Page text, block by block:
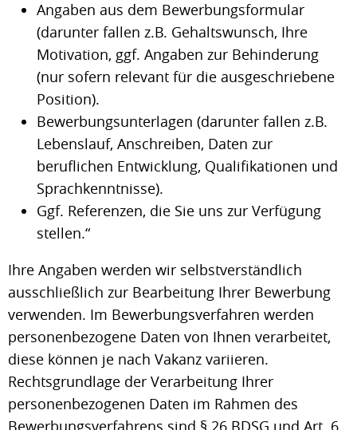
Angaben aus dem Bewerbungsformular
(darunter fallen z.B. Gehaltswunsch, Ihre
Motivation, ggf. Angaben zur Behinderung
(nur sofern relevant für die ausgeschriebene
Position).
Bewerbungsunterlagen (darunter fallen z.B.
Lebenslauf, Anschreiben, Daten zur
beruflichen Entwicklung, Qualifikationen und
Sprachkenntnisse).
Ggf. Referenzen, die Sie uns zur Verfügung
stellen.“
Ihre Angaben werden wir selbstverständlich
ausschließlich zur Bearbeitung Ihrer Bewerbung
verwenden. Im Bewerbungsverfahren werden
personenbezogene Daten von Ihnen verarbeitet,
diese können je nach Vakanz variieren.
Rechtsgrundlage der Verarbeitung Ihrer
personenbezogenen Daten im Rahmen des
Bewerbungsverfahrens sind § 26 BDSG und Art. 6